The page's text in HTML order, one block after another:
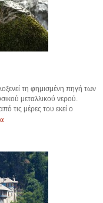
τη φημισμένη πηγή των
μεταλλικού νερού.
τις μέρες του εκεί ο